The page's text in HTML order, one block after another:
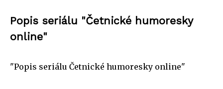
Popis seriálu "Četnické humoresky
online"
"Popis seriálu Četnické humoresky online"